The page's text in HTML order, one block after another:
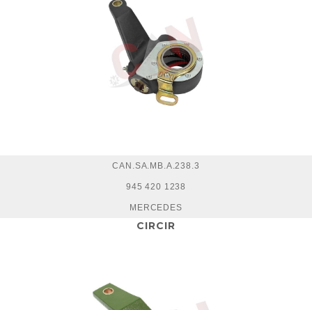
CAN.SA.MB.A.238.3
945 420 1238
MERCEDES
CIRCIR